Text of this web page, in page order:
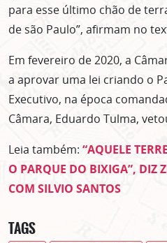
para esse último chão de
de são Paulo”, afirmam no
Em fevereiro de 2020, a
a aprovar uma lei criando o
Executivo, na época
Câmara, Eduardo Tulma,
Leia também: “AQUELE
O PARQUE DO BIXIGA”, DIZ
COM SILVIO SANTOS
TAGS